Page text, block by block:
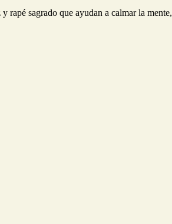
rapé sagrado que ayudan a calmar la mente,